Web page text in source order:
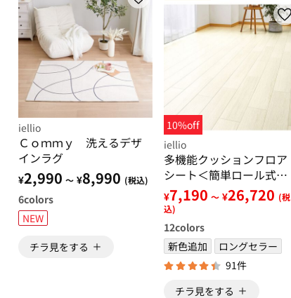
iellio
Ｃｏｍｍｙ 洗えるデザ
インラグ
¥2,990 ～ ¥8,990 (税込)
6colors
NEW
チラ見をする
10%off
iellio
多機能クッションフロア
シート＜簡単ロール式・
フローリング調・防水・
はっ水・日本製・抗菌・
防カビ・防炎＞
¥7,190 ～ ¥26,720 (税
込)
12colors
新色追加
ロングセラー
91件
チラ見をする